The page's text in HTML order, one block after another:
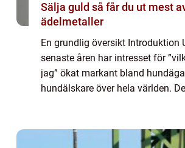
Sälja guld så får du ut mest av dina
ädelmetaller
En grundlig översikt Introduktion
senaste åren har intresset för
jag” ökat markant bland
hundälskare över hela världen.